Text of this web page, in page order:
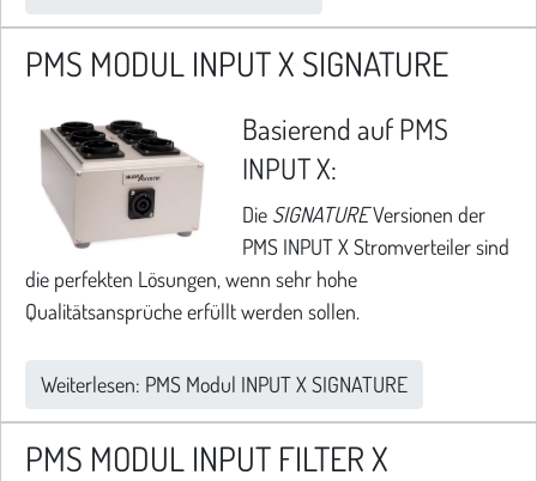
PMS MODUL INPUT X SIGNATURE
Basierend auf PMS
INPUT X:
Die SIGNATUREVersionen der
PMS INPUT X Stromverteiler sind
die perfekten Lösungen, wenn sehr hohe
Qualitätsansprüche erfüllt werden sollen.
Weiterlesen: PMS Modul INPUT X SIGNATURE
PMS MODUL INPUT FILTER X